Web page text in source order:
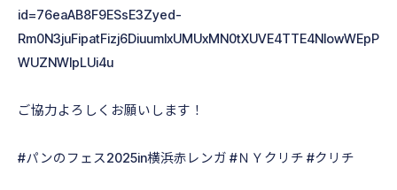
id=76eaAB8F9ESsE3Zyed-
Rm0N3juFipatFizj6DiuumlxUMUxMN0tXUVE4TTE4NlowWEpP
WUZNWlpLUi4u
ご協力よろしくお願いします！
#パンのフェス2025in横浜赤レンガ #ＮＹクリチ #クリチ